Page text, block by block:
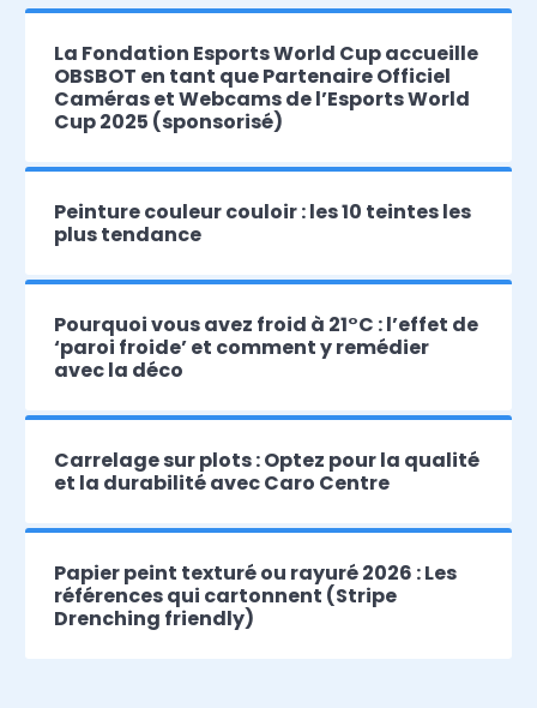
La Fondation Esports World Cup accueille
OBSBOT en tant que Partenaire Officiel
Caméras et Webcams de l’Esports World
Cup 2025 (sponsorisé)
Peinture couleur couloir : les 10 teintes les
plus tendance
Pourquoi vous avez froid à 21°C : l’effet de
‘paroi froide’ et comment y remédier
avec la déco
Carrelage sur plots : Optez pour la qualité
et la durabilité avec Caro Centre
Papier peint texturé ou rayuré 2026 : Les
références qui cartonnent (Stripe
Drenching friendly)